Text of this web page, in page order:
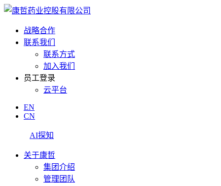
战略合作
联系我们
联系方式
加入我们
员工登录
云平台
EN
CN
AI探知
关于康哲
集团介绍
管理团队